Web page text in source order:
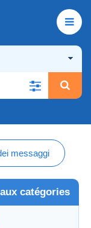
messaggi
catégories